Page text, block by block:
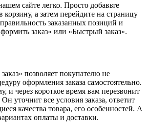
сайте легко. Просто добавьте
а затем перейдите на страницу
заказанных позиций и
заказ» или «Быстрый заказ».
позволяет покупателю не
оформления заказа самостоятельно.
и через короткое время вам перезвонит
уточнит все условия заказа, ответит
качества товара, его особенностей. А
оплаты и доставки.